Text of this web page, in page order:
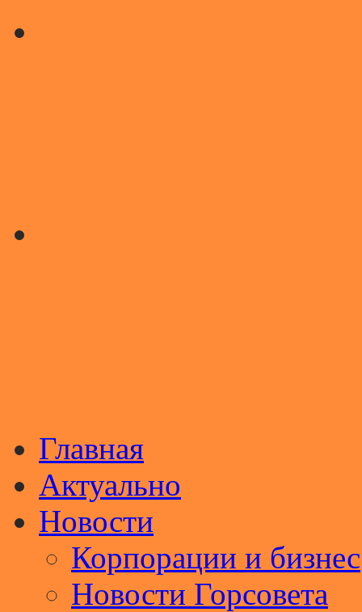
Главная
Актуально
Новости
Корпорации и бизнес
Новости Горсовета